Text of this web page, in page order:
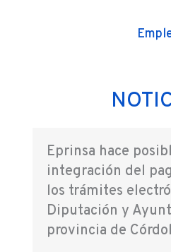
Eprinsa hace
integración del
los trámites
Diputación y
provincia de